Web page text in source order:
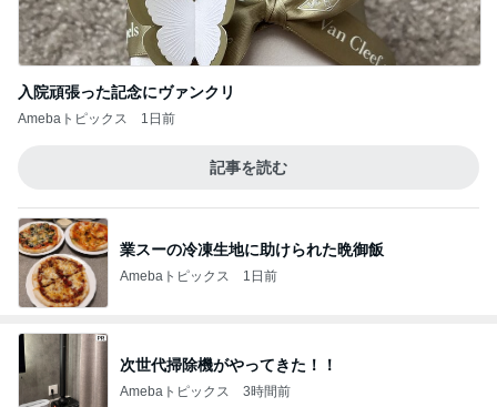
入院頑張った記念にヴァンクリ
Amebaトピックス 1日前
記事を読む
業スーの冷凍生地に助けられた晩御飯
Amebaトピックス 1日前
次世代掃除機がやってきた！！
Amebaトピックス 3時間前